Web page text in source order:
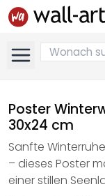
Poster
30x24 cm
Sanfte
– dieses Poster
einer stillen